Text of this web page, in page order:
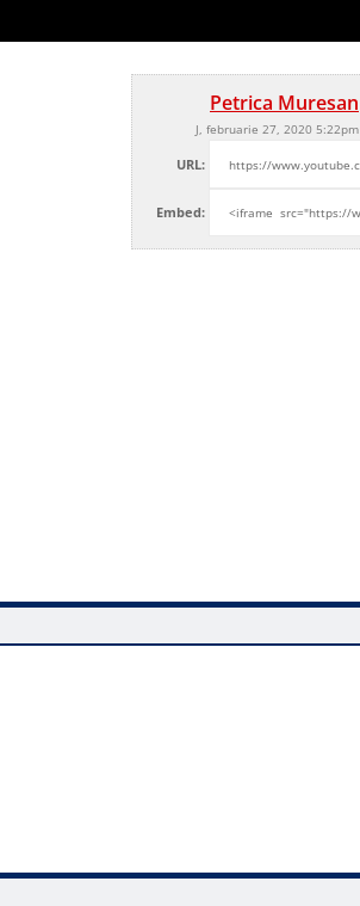
Petrica Muresan
J, februarie 27, 2020 5:22pm
URL:
Embed: